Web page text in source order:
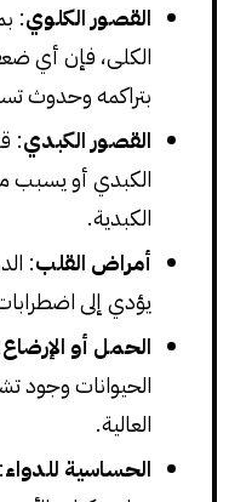
القصور الكلوي:
الكلى، فإن أي
بتراكمه وحدوث
القصور الكبدي:
الكبدي أو يسبب
الكبدية.
أمراض القلب
يؤدي إلى
الحمل أو الإرضاع
الحيوانات وجود
العالية.
الحساسية للدواء